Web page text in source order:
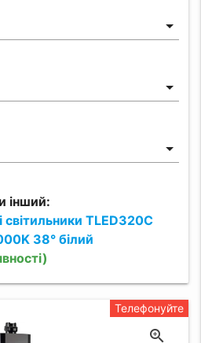
інший:
світильники TLED320C
38° білий
Телефонуйте